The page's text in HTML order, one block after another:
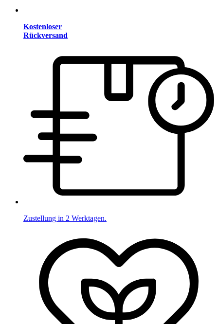
Kostenloser
Rückversand
Zustellung in 2 Werktagen.